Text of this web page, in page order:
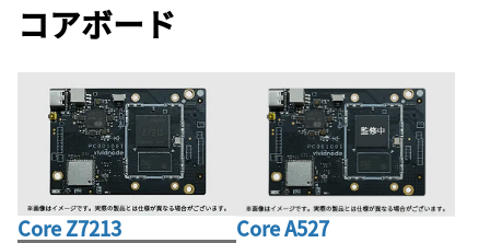
コアボード
Core Z7213 Core A527